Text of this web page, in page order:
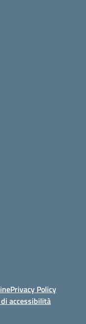
plotly-dashboard/
Privacy Policy
accessibilità